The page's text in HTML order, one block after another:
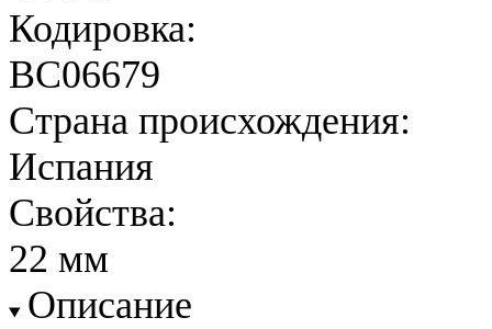
Кодировка:
BC06679
Страна происхождения:
Испания
Свойства:
22 мм
Описание